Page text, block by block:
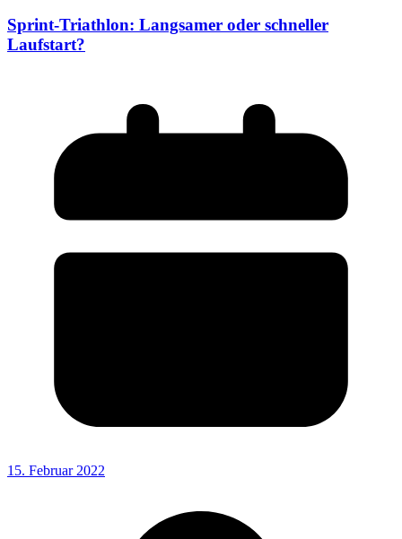
Sprint-Triathlon: Langsamer oder schneller
Laufstart?
15. Februar 2022